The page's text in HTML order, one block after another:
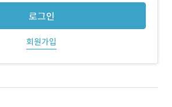
로그인
회원가입